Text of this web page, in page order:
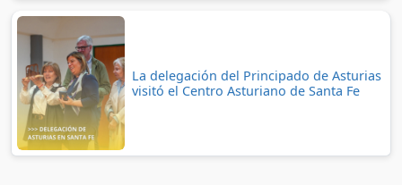
La delegación del Principado de Asturias
visitó el Centro Asturiano de Santa Fe